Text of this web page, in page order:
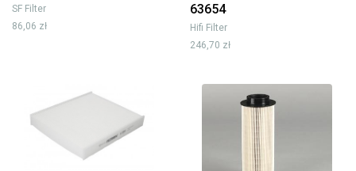
SF Filter
86,06 zł
63654
Hifi Filter
246,70 zł